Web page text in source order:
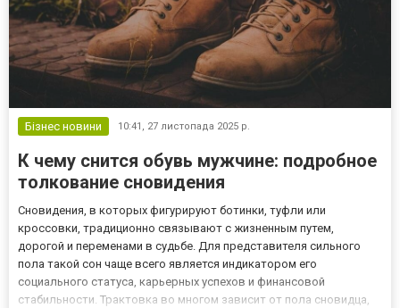
Бізнес новини 10:41, 27 листопада 2025 р.
К чему снится обувь мужчине: подробное
толкование сновидения
Сновидения, в которых фигурируют ботинки, туфли или
кроссовки, традиционно связывают с жизненным путем,
дорогой и переменами в судьбе. Для представителя сильного
пола такой сон чаще всего является индикатором его
социального статуса, карьерных успехов и финансовой
стабильности. Трактовка во многом зависит от пола сновидца,